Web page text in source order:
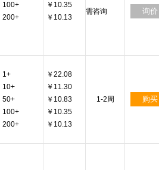
100+
200+
￥10.35
￥10.13
需咨询 询价
1+
10+
50+
100+
200+
￥22.08
￥11.30
￥10.83
￥10.35
￥10.13
1-2周 购买